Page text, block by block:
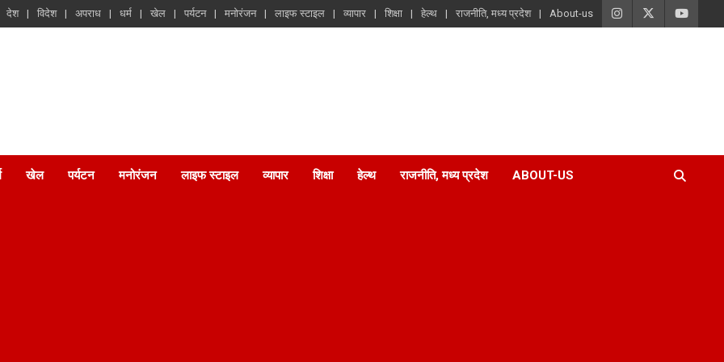
देश विदेश अपराध धर्म खेल पर्यटन मनोरंजन लाइफ स्टाइल व्यापार शिक्षा हेल्थ राजनीति, मध्य प्रदेश About-us
खेल पर्यटन मनोरंजन लाइफ स्टाइल व्यापार शिक्षा हेल्थ राजनीति, मध्य प्रदेश ABOUT-US